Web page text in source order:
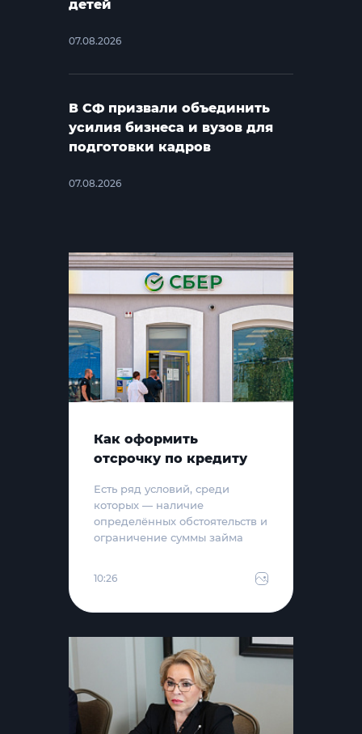
детей
07.08.2026
В СФ призвали объединить
усилия бизнеса и вузов для
подготовки кадров
07.08.2026
Как оформить
отсрочку по кредиту
Есть ряд условий, среди
которых — наличие
определённых обстоятельств и
ограничение суммы займа
10:26